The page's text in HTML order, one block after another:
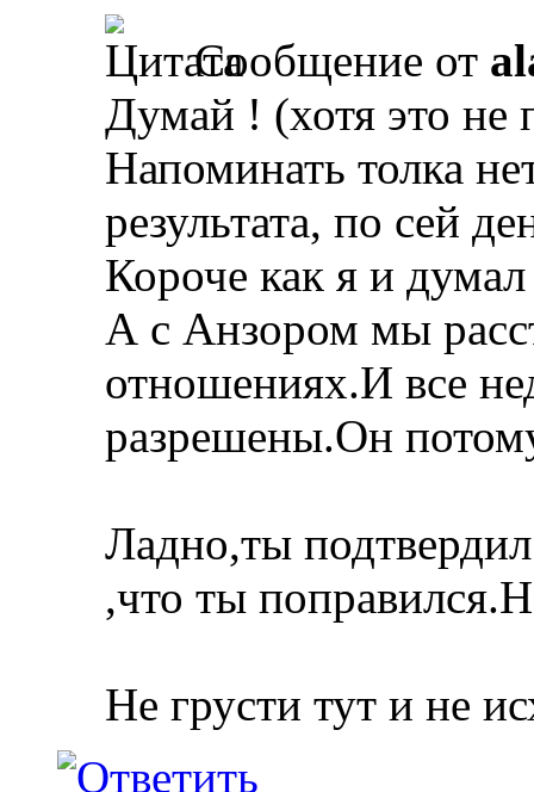
Сообщение от
Думай ! (хотя это не
Напоминать толка
результата, по сей
Короче как я и
А с Анзором мы
отношениях.И все
разрешены.Он
Ладно,ты
,что ты
Не грусти тут и не